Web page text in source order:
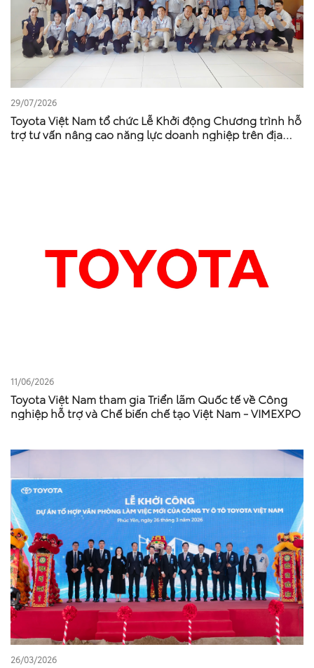
29/07/2026
Toyota Việt Nam tổ chức Lễ Khởi động Chương trình hỗ
trợ tư vấn nâng cao năng lực doanh nghiệp trên địa
11/06/2026
Toyota Việt Nam tham gia Triển lãm Quốc tế về Công
nghiệp hỗ trợ và Chế biến chế tạo Việt Nam - VIMEXPO
26/03/2026